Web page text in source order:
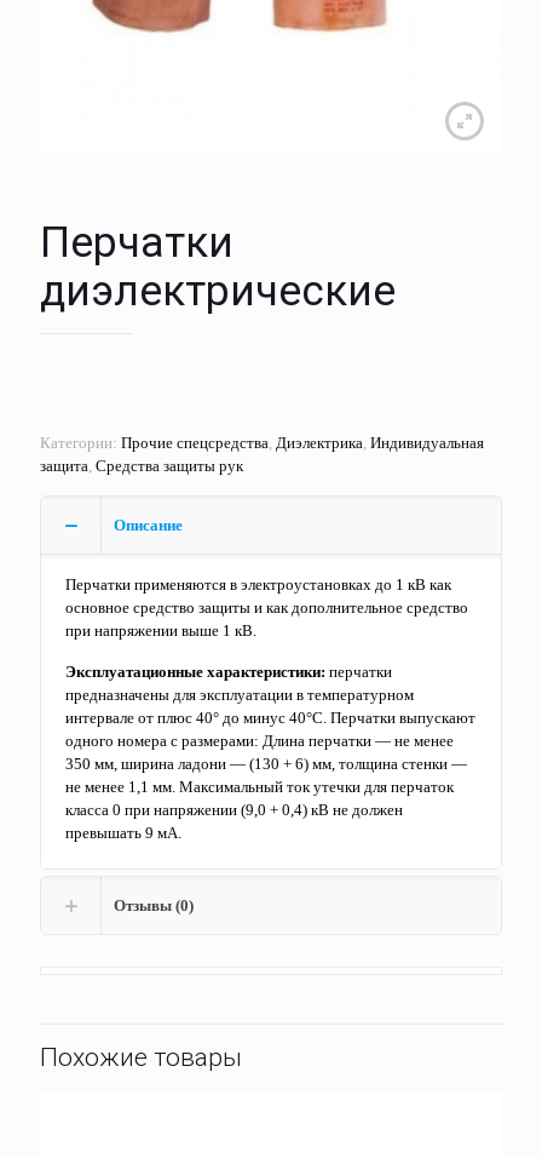
Перчатки
диэлектрические
Категории: Прочие спецсредства, Диэлектрика, Индивидуальная
защита, Средства защиты рук
Описание
Перчатки применяются в электроустановках до 1 кВ как
основное средство защиты и как дополнительное средство
при напряжении выше 1 кВ.
Эксплуатационные характеристики: перчатки
предназначены для эксплуатации в температурном
интервале от плюс 40° до минус 40°С. Перчатки выпускают
одного номера с размерами: Длина перчатки — не менее
350 мм, ширина ладони — (130 + 6) мм, толщина стенки —
не менее 1,1 мм. Максимальный ток утечки для перчаток
класса 0 при напряжении (9,0 + 0,4) кВ не должен
превышать 9 мА.
Отзывы (0)
Похожие товары